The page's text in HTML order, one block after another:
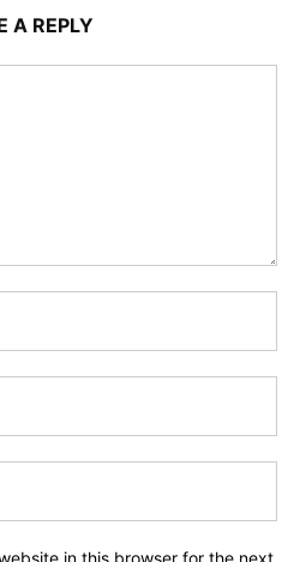
A REPLY
in this browser for the next